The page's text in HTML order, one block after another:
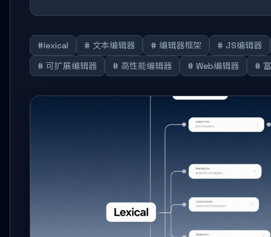
#lexical # 文本编辑器 # 编辑器框架
# JS编辑器
# 可扩展编辑器
# 高性能编辑器 # Web编辑器 #